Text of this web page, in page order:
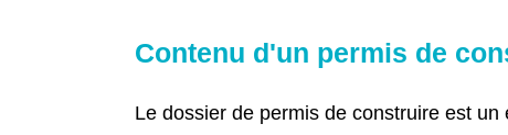
Contenu d'un permis de
Le dossier de permis de construire est un